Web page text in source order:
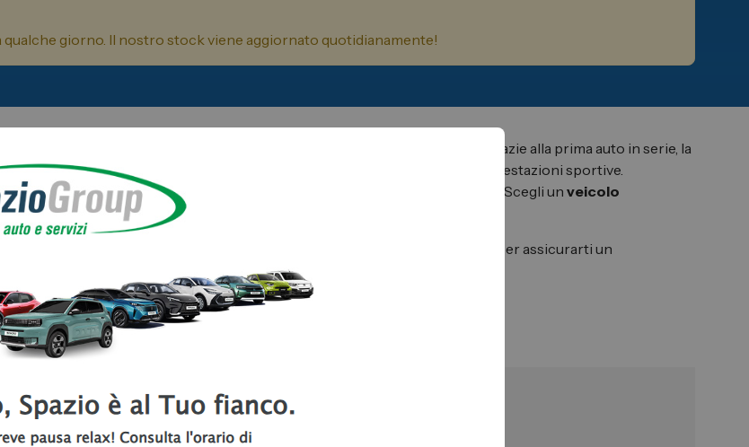
giorno. Il nostro stock viene aggiornato quotidianamente!
marmitta dedicata alla Fiat Topolino e arrivando al successo grazie alla prima auto in serie, la
sportivo del gruppo Fiat, che propone piccole utilitarie con spettacolari prestazioni sportive.
che ti incanteranno per la loro potenza, aggressività e tenuta della strada. Scegli unveicolo
sono certificati da garanzia Spazio, per assicurarti un
di Abarth km 0 a Torino